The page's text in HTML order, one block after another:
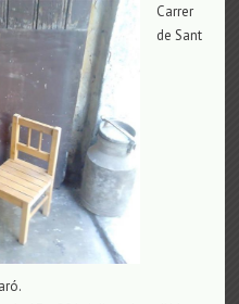
Carrer
de Sant